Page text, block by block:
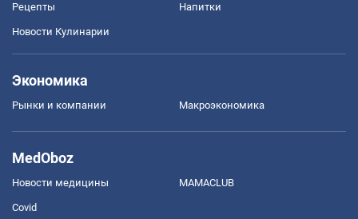
Рецепты Напитки
Новости Кулинарии
Экономика
Рынки и компании Mакроэкономика
MedOboz
Новости медицины MAMACLUB
Covid